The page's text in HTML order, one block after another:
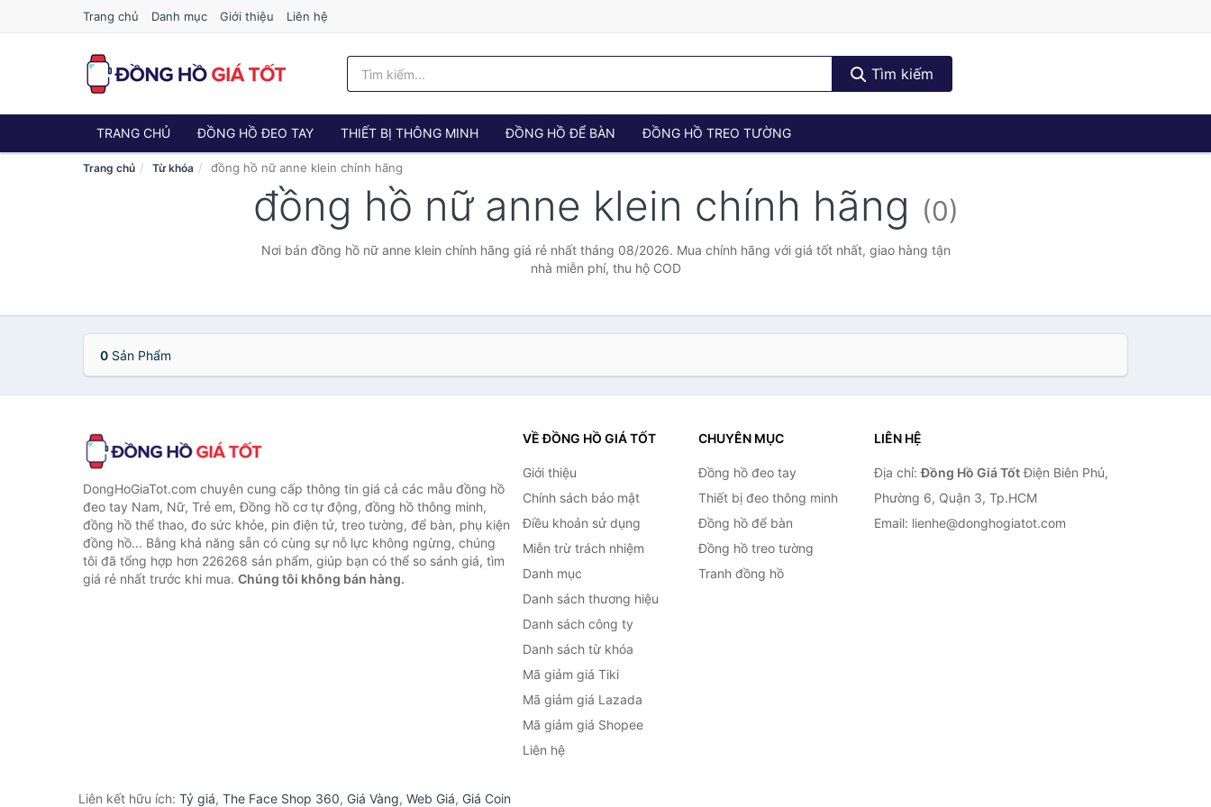
Trang chủ Danh mục Giới thiệu Liên hệ
Tìm kiếm
TRANG CHỦ ĐỒNG HỒ ĐEO TAY THIẾT BỊ THÔNG MINH ĐỒNG HỒ ĐỂ BÀN ĐỒNG HỒ TREO TƯỜNG
Trang chủ Từ khóa đồng hồ nữ anne klein chính hãng
đồng hồ nữ anne klein chính hãng (0)
Nơi bán đồng hồ nữ anne klein chính hãng giá rẻ nhất tháng 08/2026. Mua chính hãng với giá tốt nhất, giao hàng tận
nhà miễn phí, thu hộ COD
0 Sản Phẩm
DongHoGiaTot.com chuyên cung cấp thông tin giá cả các mẫu đồng hồ
đeo tay Nam, Nữ, Trẻ em, Đồng hồ cơ tự động, đồng hồ thông minh,
đồng hồ thể thao, đo sức khỏe, pin điện tử, treo tường, để bàn, phụ kiện
đồng hồ... Bằng khả năng sẵn có cùng sự nỗ lực không ngừng, chúng
tôi đã tổng hợp hơn 226268 sản phẩm, giúp bạn có thể so sánh giá, tìm
giá rẻ nhất trước khi mua. Chúng tôi không bán hàng.
VỀ ĐỒNG HỒ GIÁ TỐT
Giới thiệu
Chính sách bảo mật
Điều khoản sử dụng
Miễn trừ trách nhiệm
Danh mục
Danh sách thương hiệu
Danh sách công ty
Danh sách từ khóa
Mã giảm giá Tiki
Mã giảm giá Lazada
Mã giảm giá Shopee
Liên hệ
CHUYÊN MỤC
Đồng hồ đeo tay
Thiết bị đeo thông minh
Đồng hồ để bàn
Đồng hồ treo tường
Tranh đồng hồ
LIÊN HỆ
Địa chỉ:Đồng Hồ Giá TốtĐiện Biên Phủ,
Phường 6, Quận 3, Tp.HCM
Email: lienhe@donghogiatot.com
Liên kết hữu ích: Tỷ giá, The Face Shop 360, Giá Vàng, Web Giá, Giá Coin